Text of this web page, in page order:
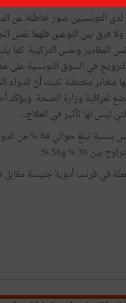
صور خاطئة عن
فرق بين النوعين فلهما نفس
المقادير ونفس التركيبة.
في السوق التونسية على
مختصّة تثبت أنّ للدواء
لمراقبة وزارة الصحة.
ليس لها تأثير في العلاج..
وتختصّ المصانع
% و50 %.